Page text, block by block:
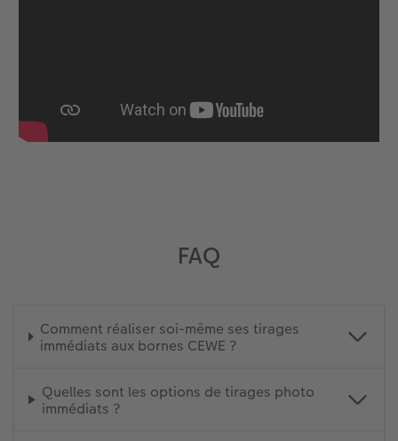
FAQ
Comment réaliser soi-même ses tirages
immédiats aux bornes CEWE ?
Quelles sont les options de tirages photo
immédiats ?